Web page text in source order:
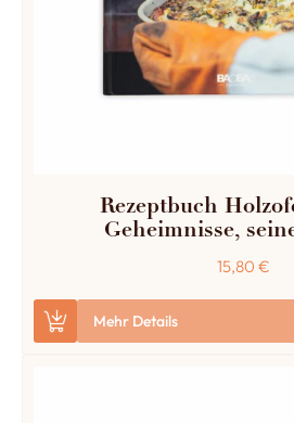
Rezeptbuch
Geheimnisse,
15,80 €
Mehr Details